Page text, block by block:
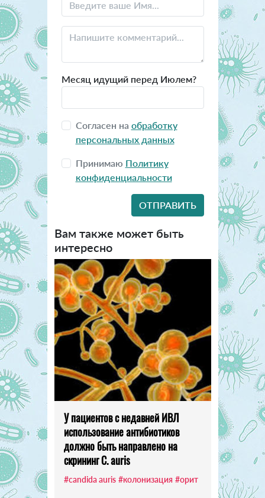
Месяц идущий перед Июлем?
Согласен на обработку
персональных данных
Принимаю Политику
конфиденциальности
Вам также может быть
интересно
У пациентов с недавней ИВЛ
использование антибиотиков
должно быть направлено на
скрининг C. auris
#candida auris #колонизация #орит